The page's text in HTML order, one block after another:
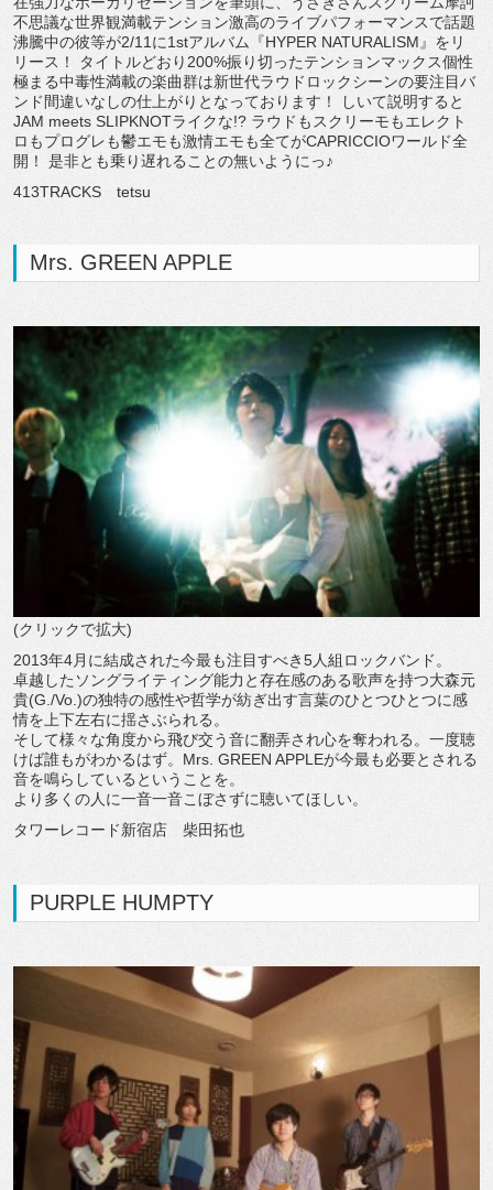
不思議な世界観満載テンション激高のライブパフォーマンスで話題
沸騰中の彼等が2/11に1stアルバム『HYPER NATURALISM』をリ
リース！ タイトルどおり200%振り切ったテンションマックス個性
極まる中毒性満載の楽曲群は新世代ラウドロックシーンの要注目バ
ンド間違いなしの仕上がりとなっております！ しいて説明すると
JAM meets SLIPKNOTライクな!? ラウドもスクリーモもエレクト
ロもプログレも鬱エモも激情エモも全てがCAPRICCIOワールド全
開！ 是非とも乗り遅れることの無いようにっ♪
413TRACKS tetsu
Mrs. GREEN APPLE
(クリックで拡大)
2013年4月に結成された今最も注目すべき5人組ロックバンド。
卓越したソングライティング能力と存在感のある歌声を持つ大森元
貴(G./Vo.)の独特の感性や哲学が紡ぎ出す言葉のひとつひとつに感
情を上下左右に揺さぶられる。
そして様々な角度から飛び交う音に翻弄され心を奪われる。一度聴
けば誰もがわかるはず。Mrs. GREEN APPLEが今最も必要とされる
音を鳴らしているということを。
より多くの人に一音一音こぼさずに聴いてほしい。
タワーレコード新宿店 柴田拓也
PURPLE HUMPTY